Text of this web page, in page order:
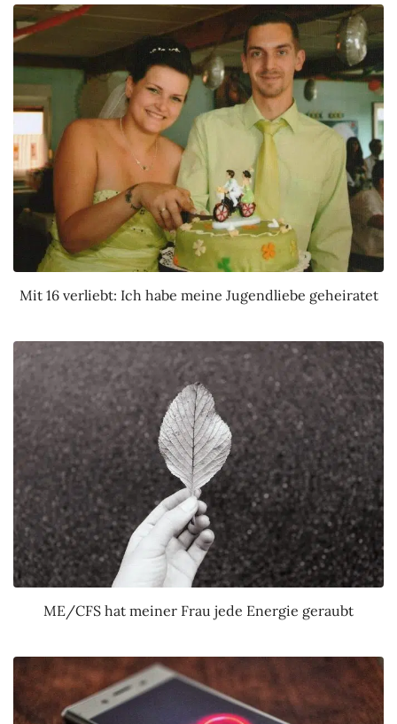
Mit 16 verliebt: Ich habe meine Jugendliebe geheiratet
ME/CFS hat meiner Frau jede Energie geraubt